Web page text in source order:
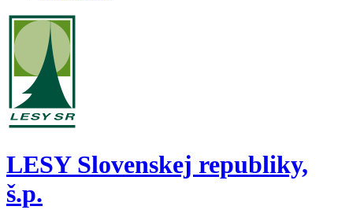
LESY Slovenskej republiky,
š.p.